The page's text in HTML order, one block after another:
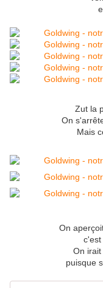
Zut la
On
Mais
On
c'est
On
puisque